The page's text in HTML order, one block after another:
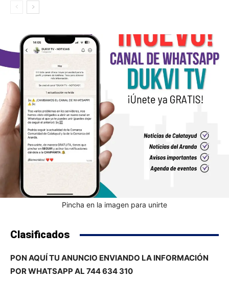
Pincha en la imagen para unirte
Clasificados
PON AQUÍ TU ANUNCIO ENVIANDO LA INFORMACIÓN
POR WHATSAPP AL 744 634 310